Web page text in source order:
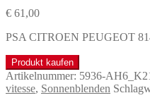
€ 61,00
PSA CITROEN PEUGEOT
Produkt kaufen
Artikelnummer: 5936-
vitesse, Sonnenblenden